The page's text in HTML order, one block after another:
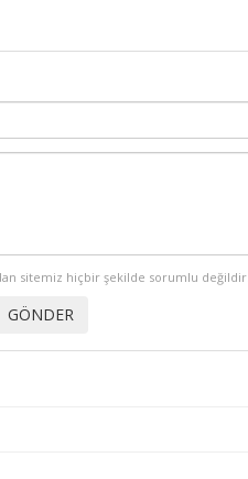
sitemiz hiçbir şekilde sorumlu değildir.